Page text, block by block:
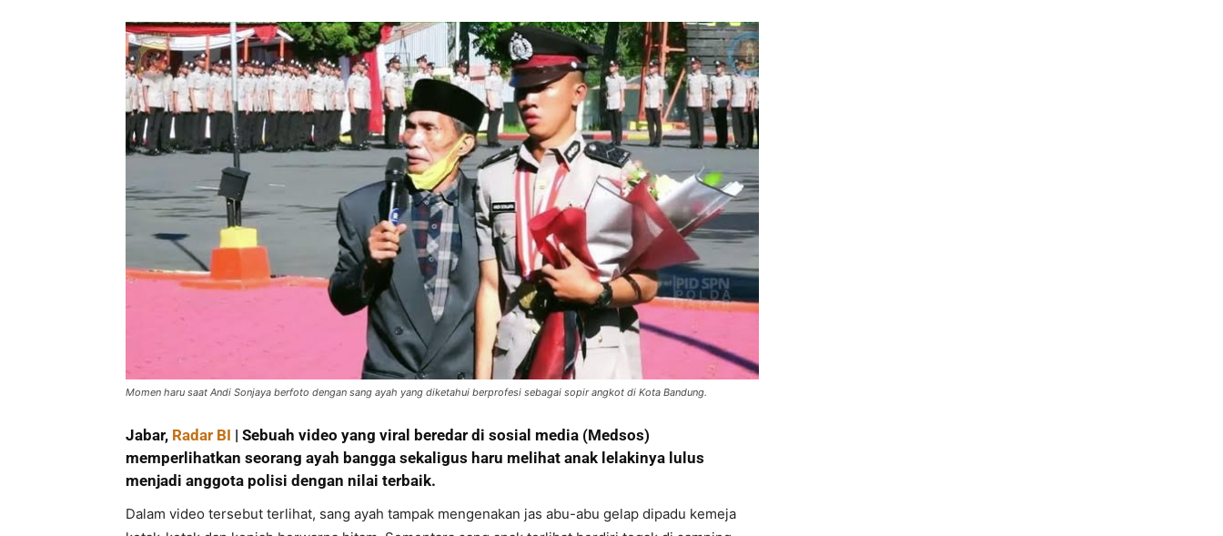
Momen haru saat Andi Sonjaya berfoto dengan sang ayah yang diketahui berprofesi sebagai sopir angkot di Kota Bandung.
Jabar, Radar BI | Sebuah video yang viral beredar di sosial media (Medsos)
memperlihatkan seorang ayah bangga sekaligus haru melihat anak lelakinya lulus
menjadi anggota polisi dengan nilai terbaik.
Dalam video tersebut terlihat, sang ayah tampak mengenakan jas abu-abu gelap dipadu kemeja